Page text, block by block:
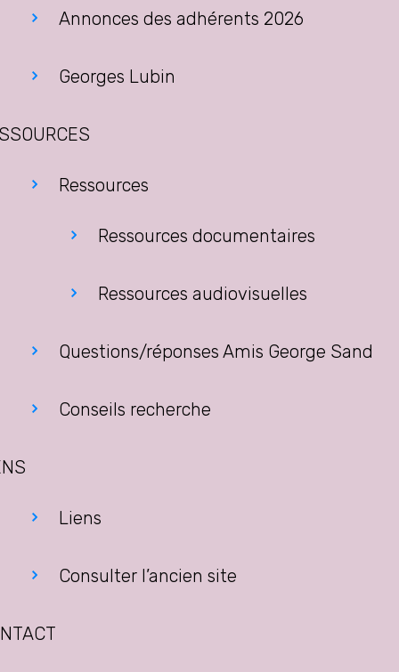
Annonces des adhérents 2026
Georges Lubin
Ressources
Ressources documentaires
Ressources audiovisuelles
Questions/réponses Amis George Sand
Conseils recherche
Liens
Consulter l’ancien site